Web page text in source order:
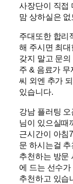
사장단이 직접
맘 상하실은
주대또한 합리
해 주시면 최
갖지 말고 문
주 & 음료가 무
씨 외엔 추가
있습니다.
강남 플러팅
님이 있으실때
근시간이 아침
문 하시는걸 추
추천하는 방문
에 드는 선수
추천하고 있습